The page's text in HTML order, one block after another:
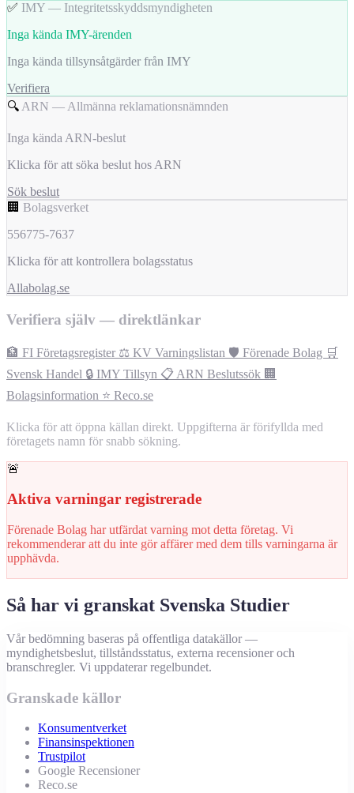
✅ IMY — Integritetsskyddsmyndigheten
Inga kända IMY-ärenden
Inga kända tillsynsåtgärder från IMY
Verifiera
🔍 ARN — Allmänna reklamationsnämnden
Inga kända ARN-beslut
Klicka för att söka beslut hos ARN
Sök beslut
🏢 Bolagsverket
556775-7637
Klicka för att kontrollera bolagsstatus
Allabolag.se
Verifiera själv — direktlänkar
🏦 FI Företagsregister ⚖️ KV Varningslistan 🛡️ Förenade Bolag 🛒
Svensk Handel 🔒 IMY Tillsyn 📋 ARN Beslutssök 🏢
Bolagsinformation ⭐ Reco.se
Klicka för att öppna källan direkt. Uppgifterna är förifyllda med
företagets namn för snabb sökning.
🚨
Aktiva varningar registrerade
Förenade Bolag har utfärdat varning mot detta företag. Vi
rekommenderar att du inte gör affärer med dem tills varningarna är
upphävda.
Så har vi granskat Svenska Studier
Vår bedömning baseras på offentliga datakällor —
myndighetsbeslut, tillståndsstatus, externa recensioner och
branschregler. Vi uppdaterar regelbundet.
Granskade källor
Konsumentverket
Finansinspektionen
Trustpilot
Google Recensioner
Reco.se